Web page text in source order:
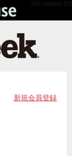
API Version 2.0
新規会員登録